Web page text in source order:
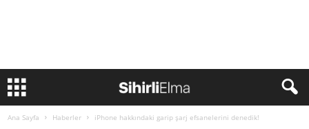
Ana Sayfa Haberler iPhone hakkındaki garip şarj efsanelerini denedik!